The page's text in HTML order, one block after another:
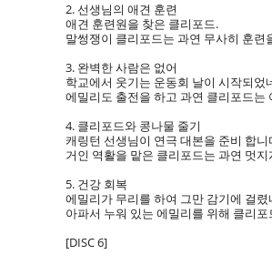
2. 선생님의 애견 훈련
애견 훈련원을 찾은 클리포드.
말썽쟁이 클리포드는 과연 무사히 훈련
3. 완벽한 사람은 없어
학교에서 웃기는 운동회 날이 시작되
에밀리도 출전을 하고 과연 클리포드는
4. 클리포드와 콩나물 줄기
캐링턴 선생님이 연극 대본을 준비 합
거인 역활을 맡은 클리포드는 과연 멋
5. 건강 회복
에밀리가 무리를 하여 그만 감기에 걸렸
아파서 누워 있는 에밀리를 위해 클리
[DISC 6]